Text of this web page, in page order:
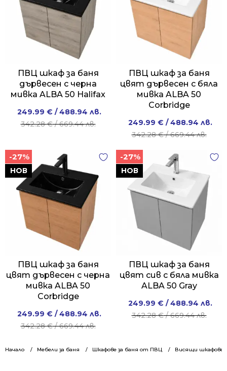
Начало Мебели за баня Шкафове за баня от ПВЦ Висящи шкафове
ПВЦ шкаф за баня
дървесен с черна
мивка ALBA 50 Halifax
342.28€/ 669.44 лв.
Original
price
/
669.44 лв..
249.99 € / 488.94 лв.
Current
price
/
488.94 лв..
ПВЦ шкаф за баня
цвят дървесен с бяла
мивка ALBA 50
Corbridge
342.28€/ 669.44 лв.
Original
price
342.28 €
/
669.44 лв..
249.99 € / 488.94 лв.
Current
price
249.99 €
/
488.94 лв..
НОВ
-27%
ПВЦ шкаф за баня
цвят дървесен с черна
мивка ALBA 50
Corbridge
342.28€/ 669.44 лв.
Original
price
342.28 €
249.99 € / 488.94 лв.
Current
price
249.99 €
НОВ
-27%
ПВЦ шкаф за баня
цвят сив с бяла мивка
ALBA 50 Gray
342.28€/ 669.44 лв.
Original
price
/
249.99 € / 488.94 лв.
Current
price
/